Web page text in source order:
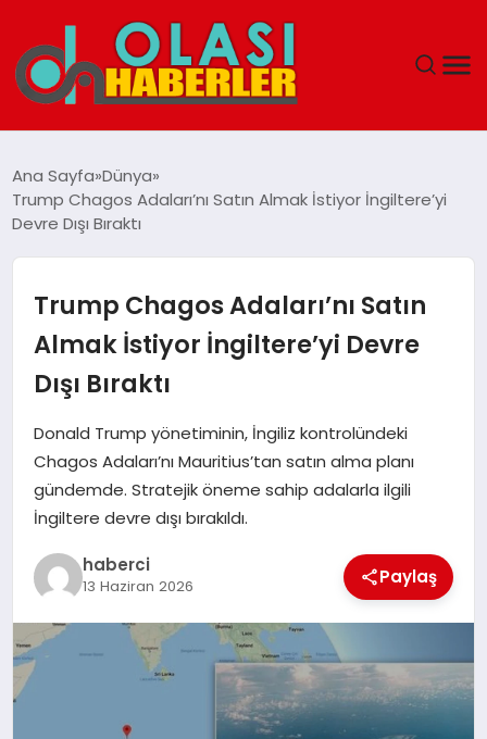
SPOR
TEKNOLOJI
YAŞAM
Ana Sayfa Dünya
Trump Chagos Adaları’nı Satın Almak İstiyor İngiltere’yi
Devre Dışı Bıraktı
Trump Chagos Adaları’nı Satın
Almak İstiyor İngiltere’yi Devre
Dışı Bıraktı
Donald Trump yönetiminin, İngiliz kontrolündeki
Chagos Adaları’nı Mauritius’tan satın alma planı
gündemde. Stratejik öneme sahip adalarla ilgili
İngiltere devre dışı bırakıldı.
haberci
13 Haziran 2026 Paylaş